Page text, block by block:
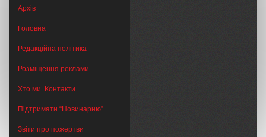
Архів
Головна
Редакційна політика
Розміщення реклами
Хто ми. Контакти
Підтримати “Новинарню”
Звіти про пожертви